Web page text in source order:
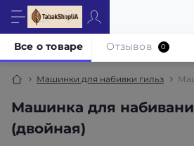
Машинки для набивки гильз
Машинка для
(двойная)
Все о товаре Отзывов 0